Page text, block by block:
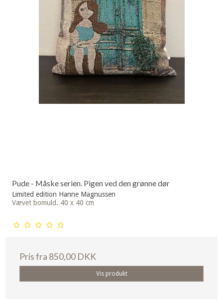
Pude - Måske serien. Pigen ved den grønne dør
Limited edition Hanne Magnussen
Vævet bomuld. 40 x 40 cm
Pris fra 850,00 DKK
Vis produkt